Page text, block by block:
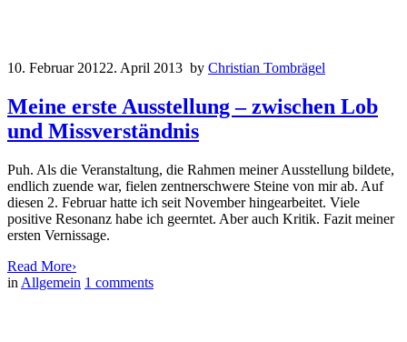
10. Februar 20122. April 2013 by Christian Tombrägel
Meine erste Ausstellung – zwischen Lob
und Missverständnis
Puh. Als die Veranstaltung, die Rahmen meiner Ausstellung bildete,
endlich zuende war, fielen zentnerschwere Steine von mir ab. Auf
diesen 2. Februar hatte ich seit November hingearbeitet. Viele
positive Resonanz habe ich geerntet. Aber auch Kritik. Fazit meiner
ersten Vernissage.
Read More›
in Allgemein 1 comments